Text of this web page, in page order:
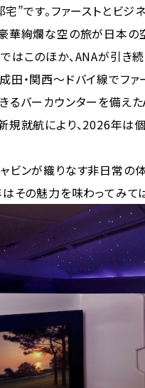
”です。ファーストとビジ
華絢爛な空の旅が日本の
はこのほか、ANAが引き
田・関西〜ドバイ線でファ
るバーカウンターを備え
規就航により、2026年は
ビンが織りなす非日常の
はその魅力を味わってみて